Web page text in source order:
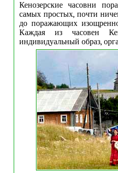
Кенозерские часовни
самых простых, почти
до поражающих
Каждая из часовен
индивидуальный образ,